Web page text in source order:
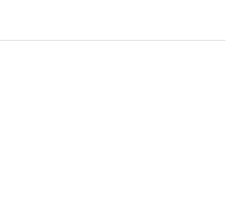
free นั้น เป็น
Copy ด้วยแนวคิดการคืน
กเรากันมากยิ่งขึ้น :)